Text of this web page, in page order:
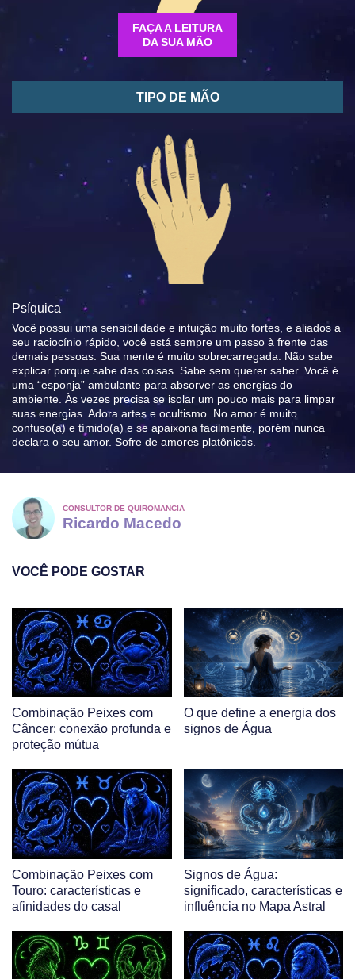
FAÇA A LEITURA
DA SUA MÃO
TIPO DE MÃO
Psíquica
Você possui uma sensibilidade e intuição muito fortes, e aliados a
seu raciocínio rápido, você está sempre um passo à frente das
demais pessoas. Sua mente é muito sobrecarregada. Não sabe
explicar porque sabe das coisas. Sabe sem querer saber. Você é
uma “esponja” ambulante para absorver as energias do
ambiente. Às vezes precisa se isolar um pouco mais para limpar
suas energias. Adora artes e ocultismo. No amor é muito
confuso(a) e tímido(a) e se apaixona facilmente, porém nunca
declara o seu amor. Sofre de amores platônicos.
CONSULTOR DE QUIROMANCIA
Ricardo Macedo
VOCÊ PODE GOSTAR
Combinação Peixes com
Câncer: conexão profunda e
proteção mútua
O que define a energia dos
signos de Água
Combinação Peixes com
Touro: características e
afinidades do casal
Signos de Água:
significado, características e
influência no Mapa Astral